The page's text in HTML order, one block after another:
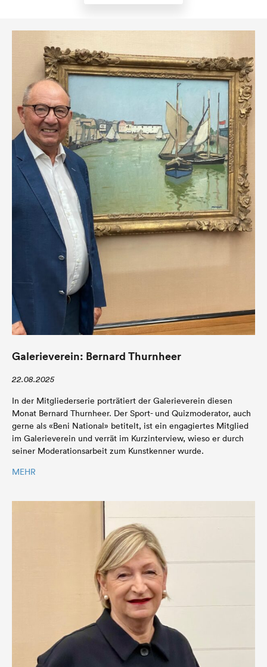
Galerieverein: Bernard Thurnheer
22.08.2025
In der Mitgliederserie porträtiert der Galerieverein diesen
Monat Bernard Thurnheer. Der Sport- und Quizmoderator, auch
gerne als «Beni National» betitelt, ist ein engagiertes Mitglied
im Galerieverein und verrät im Kurzinterview, wieso er durch
seiner Moderationsarbeit zum Kunstkenner wurde.
MEHR